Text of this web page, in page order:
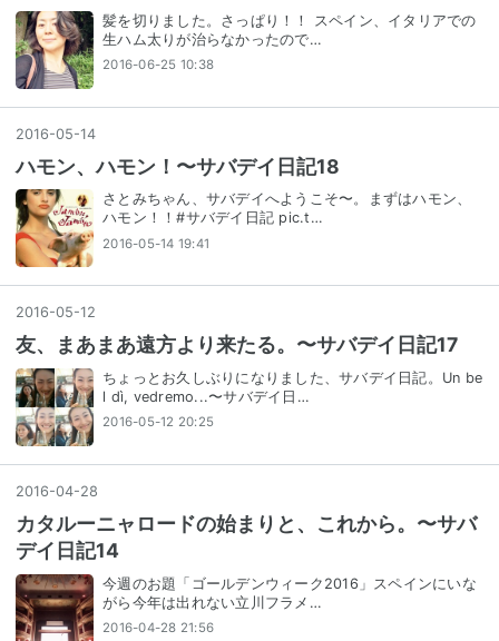
髪を切りました。さっぱり！！ スペイン、イタリアでの
生ハム太りが治らなかったので…
2016-06-25 10:38
2016-05-14
ハモン、ハモン！〜サバデイ日記18
さとみちゃん、サバデイへようこそ〜。まずはハモン、
ハモン！！#サバデイ日記 pic.t…
2016-05-14 19:41
2016-05-12
友、まあまあ遠方より来たる。〜サバデイ日記17
ちょっとお久しぶりになりました、サバデイ日記。Un be
l dì, vedremo...〜サバデイ日…
2016-05-12 20:25
2016-04-28
カタルーニャロードの始まりと、これから。〜サバ
デイ日記14
今週のお題「ゴールデンウィーク2016」スペインにいな
がら今年は出れない立川フラメ…
2016-04-28 21:56